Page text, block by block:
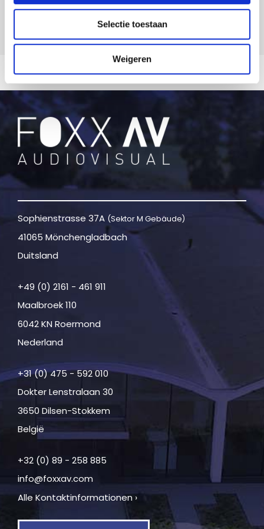
Selectie toestaan
Weigeren
Sophienstrasse 37A (Sektor M Gebäude)
41065 Mönchengladbach
Duitsland
+49 (0) 2161 - 461 911
Maalbroek 110
6042 KN Roermond
Nederland
+31 (0) 475 - 592 010
Dokter Lenstralaan 30
3650 Dilsen-Stokkem
België
+32 (0) 89 - 258 885
info@foxxav.com
Alle Kontaktinformationen ›